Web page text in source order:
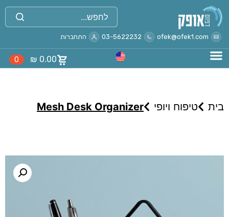
ofek@ofek1.com
03-5622232 התחברות
₪ 0.00
0
בית טיפוח ויופי Mesh Desk Organizer